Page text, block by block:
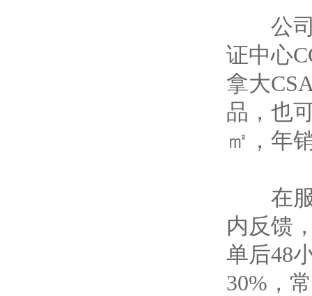
公司
证中心
拿大
品，也
㎡，年
在服
内反馈
单后48
30%，